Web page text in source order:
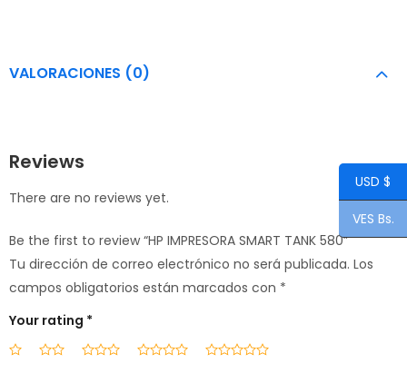
VALORACIONES (0)
Reviews
There are no reviews yet.
Be the first to review “HP IMPRESORA SMART TANK 580”
Tu dirección de correo electrónico no será publicada. Los
campos obligatorios están marcados con *
Your rating *
USD $
VES Bs.